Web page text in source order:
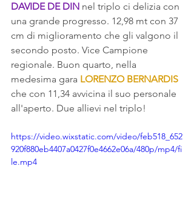
DAVIDE DE DIN nel triplo ci delizia con
una grande progresso. 12,98 mt con 37
cm di miglioramento che gli valgono il
secondo posto. Vice Campione
regionale. Buon quarto, nella
medesima gara LORENZO BERNARDIS
che con 11,34 avvicina il suo personale
all'aperto. Due allievi nel triplo!
https://video.wixstatic.com/video/feb518_652
920f880eb4407a0427f0e4662e06a/480p/mp4/fi
le.mp4